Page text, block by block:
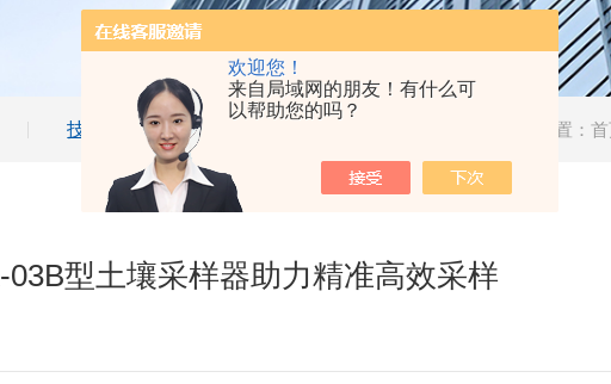
欢迎您！
来自局域网的朋友！有什么可
以帮助您的吗？
技术文章 当前位置：
型土壤采样器助力精准高效采样